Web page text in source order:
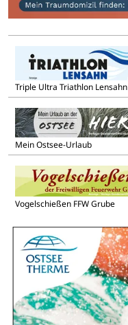
Triple Ultra Triathlon Lensahn
Mein Ostsee-Urlaub
Vogelschießen FFW Grube